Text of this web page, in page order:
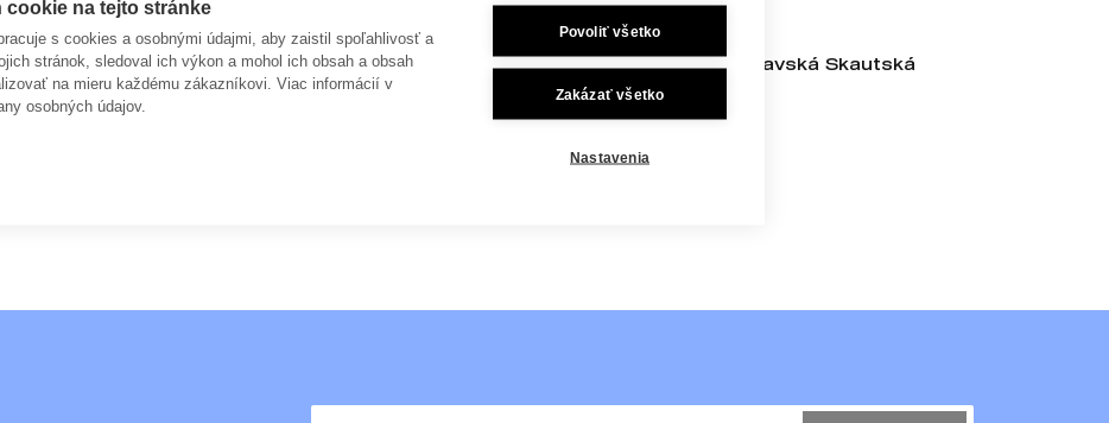
Skautská
Tričko Bratislavská Skautská
Oblasť
Crewneck Bratislavská Skautská
Oblasť
Crewnecky
41,90 €
cookie na tejto stránke
s cookies a osobnými údajmi, aby zaistil spoľahlivosť a
stránok, sledoval ich výkon a mohol ich obsah a obsah
na mieru každému zákazníkovi. Viac informácií v
osobných údajov.
Povoliť všetko
Zakázať všetko
Nastavenia